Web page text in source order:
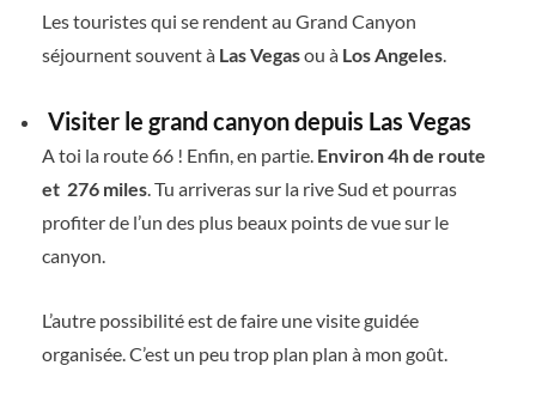
Les touristes qui se rendent au Grand Canyon
séjournent souvent à Las Vegasou à Los Angeles.
Visiter le grand canyon depuis Las Vegas
A toi la route 66 ! Enfin, en partie. Environ 4h de route
et 276 miles. Tu arriveras sur la rive Sud et pourras
profiter de l’un des plus beaux points de vue sur le
canyon.
L’autre possibilité est de faire une visite guidée
organisée. C’est un peu trop plan plan à mon goût.